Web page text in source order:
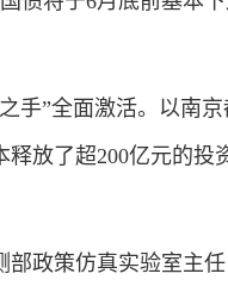
”全面激活。以南京
释放了超200亿元的
策仿真实验室主任